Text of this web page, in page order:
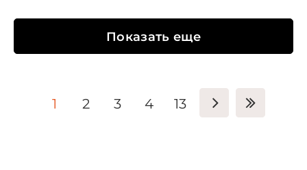
Показать еще
1 2 3 4 13